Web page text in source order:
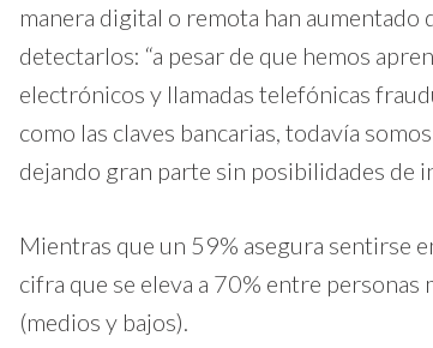
manera digital o remota han aumentado
detectarlos: “a pesar de que hemos
electrónicos y llamadas telefónicas
como las claves bancarias, todavía
dejando gran parte sin posibilidades de
Mientras que un 59% asegura sentirse
cifra que se eleva a 70% entre
(medios y bajos).